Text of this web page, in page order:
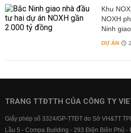
Khu
NOXH
Ninh
DỰ ÁN
TRANG TTĐTTH CỦA CÔNG TY
Giấy phép số 3324/GP-TTĐT do Sở VH&TT
Lầu 5 - Compa Building - 293 Điện Biên Phủ -